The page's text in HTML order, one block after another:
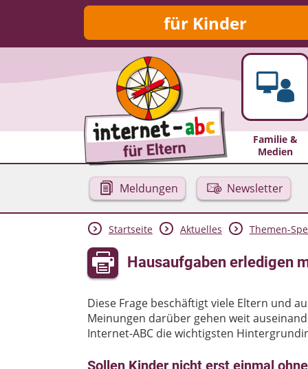
für Kinder
Familie &
Medien
Meldungen Newsletter
Startseite Aktuelles Themen-
Hausaufgaben erledigen
Diese Frage beschäftigt viele Eltern und
Meinungen darüber gehen weit
Internet-ABC die wichtigsten